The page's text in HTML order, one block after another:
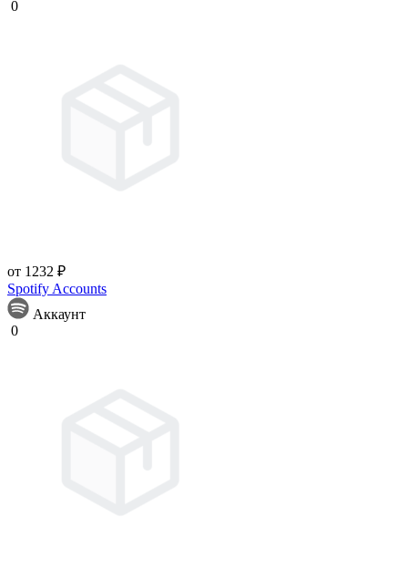
0
от 1232 ₽
Spotify Accounts
Аккаунт
0